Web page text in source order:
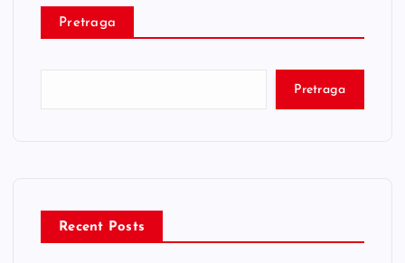
Pretraga
Pretraga
Recent Posts